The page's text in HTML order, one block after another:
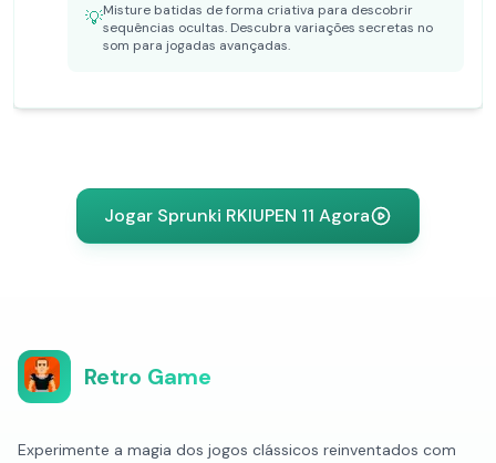
💡Misture batidas de forma criativa para descobrir
sequências ocultas. Descubra variações secretas no
som para jogadas avançadas.
Jogar Sprunki RKIUPEN 11 Agora
Retro Game
Experimente a magia dos jogos clássicos reinventados com